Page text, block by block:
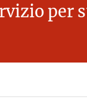
per